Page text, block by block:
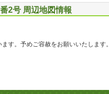
2号 周辺地図情報
す。予めご容赦をお願いいたします。